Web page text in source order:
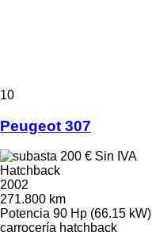
10
Peugeot 307
200 € Sin IVA
Hatchback
2002
271.800 km
Potencia 90 Hp (66.15 kW)
carrocería hatchback